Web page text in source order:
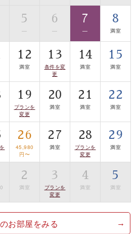
、源泉掛け流しの温泉の質を楽し
ったりといやされるプライベー
さい。
料参拝バス
イバー兼ガイドが諏訪大社をご
約制ですので、ご利用ご希望の方
話ください。
行できない日がございます
後は運行しておりません
。
諏訪大社など歴史ある諏訪の街
みあるお食事、諏訪湖に包まれ
なみを感じていただける、美しく
せのときを安心してお過ごしくだ
5
—
6
—
7
—
8
満室
12
満室
13
条件を変
更
14
満室
15
満室
19
プランを
変更
20
満室
21
満室
22
満室
26
45,980
円〜
27
満室
28
プランを
変更
29
満室
2
満室
3
プランを
変更
4
満室
5
満室
お部屋をみる